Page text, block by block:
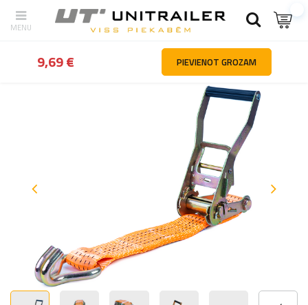
Atpakaļ Mājas Kravas nostiprināšana Kravas nostiprināšanas
9,69 € PIEVIENOT GROZAM